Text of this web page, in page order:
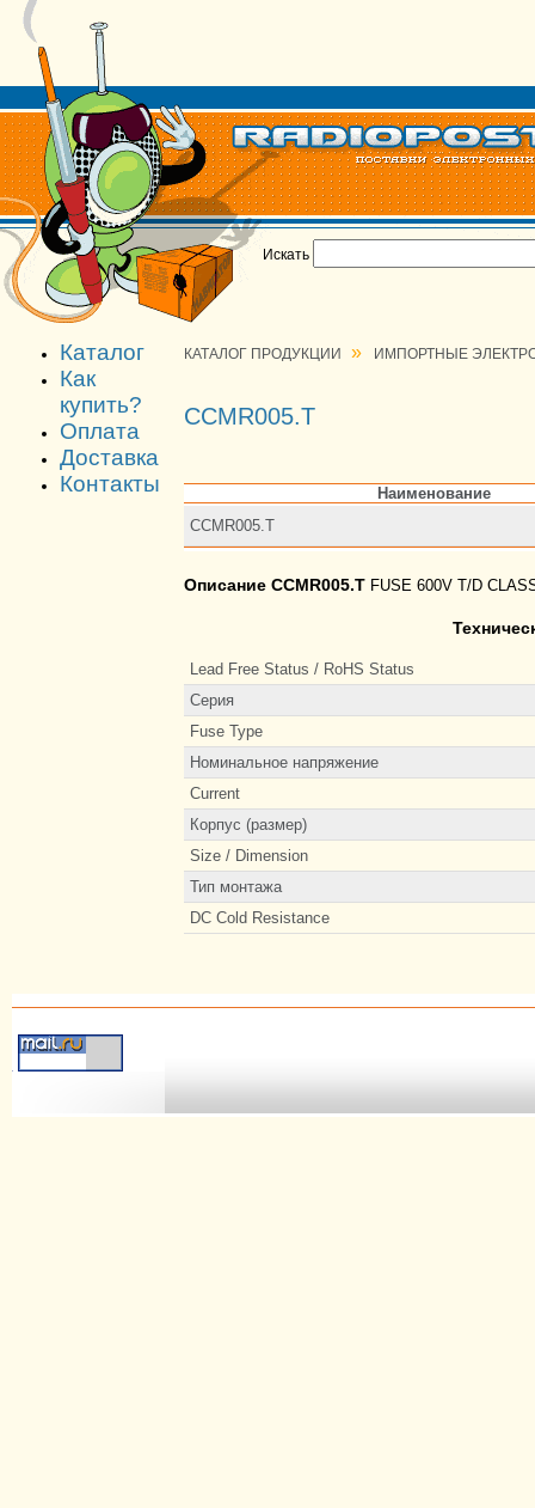
Искать
Каталог
Как
купить?
Оплата
Доставка
Контакты
КАТАЛОГ ПРОДУКЦИИ » ИМПОРТНЫЕ
CCMR005.T
Наименование
CCMR005.T
Описание CCMR005.T FUSE 600V T/D
Lead Free Status / RoHS Status
Серия
Fuse Type
Номинальное напряжение
Current
Корпус (размер)
Size / Dimension
Тип монтажа
DC Cold Resistance